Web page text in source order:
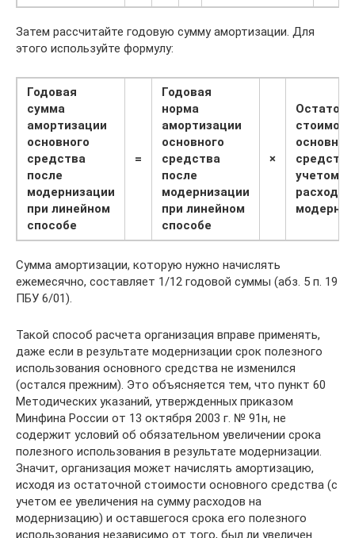
Затем рассчитайте годовую сумму амортизации. Для
этого используйте формулу:
Годовая
сумма
амортизации
основного
средства
после
модернизации
при линейном
способе
=
Годовая
норма
амортизации
основного
средства
после
модернизации
при линейном
способе
×
учетом
Сумма амортизации, которую нужно начислять
ежемесячно, составляет 1/12 годовой суммы (абз. 5 п. 19
ПБУ 6/01).
Такой способ расчета организация вправе применять,
даже если в результате модернизации срок полезного
использования основного средства не изменился
(остался прежним). Это объясняется тем, что пункт 60
Методических указаний, утвержденных приказом
Минфина России от 13 октября 2003 г. № 91н, не
содержит условий об обязательном увеличении срока
полезного использования в результате модернизации.
Значит, организация может начислять амортизацию,
исходя из остаточной стоимости основного средства (с
учетом ее увеличения на сумму расходов на
модернизацию) и оставшегося срока его полезного
использования независимо от того, был ли увеличен